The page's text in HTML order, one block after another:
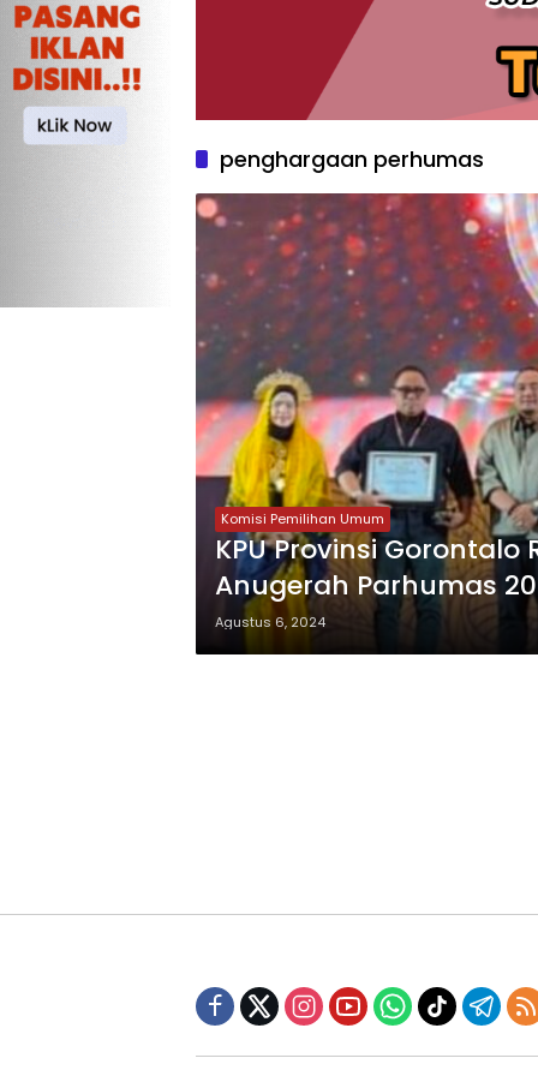
penghargaan perhumas
Komisi Pemilihan Umum
KPU Provinsi
Anugerah Parhumas
Agustus 6, 2024